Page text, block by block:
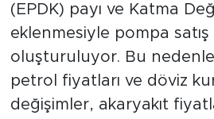
(EPDK) payı ve Katma
eklenmesiyle pompa satış
oluşturuluyor. Bu nedenle
petrol fiyatları ve döviz
değişimler, akaryakıt